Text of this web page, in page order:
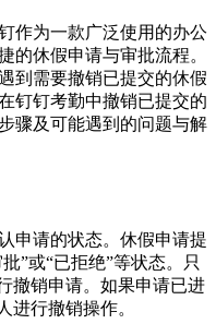
作为一款广泛使用的办公
的休假申请与审批流程。
到需要撤销已提交的休假
钉钉考勤中撤销已提交的
骤及可能遇到的问题与解
申请的状态。休假申请提
”或“已拒绝”等状态。只
撤销申请。如果申请已进
进行撤销操作。